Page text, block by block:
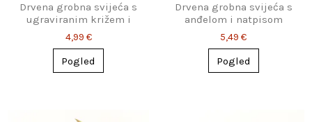
Drvena grobna svijeća s
ugraviranim križem i
srcem
4,99 €
Pogled
Drvena grobna svijeća s
anđelom i natpisom
5,49 €
Pogled